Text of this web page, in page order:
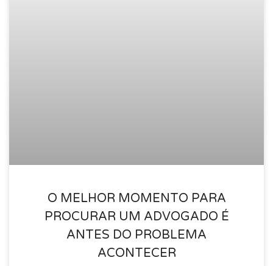
O MELHOR MOMENTO PARA
PROCURAR UM ADVOGADO É
ANTES DO PROBLEMA
ACONTECER